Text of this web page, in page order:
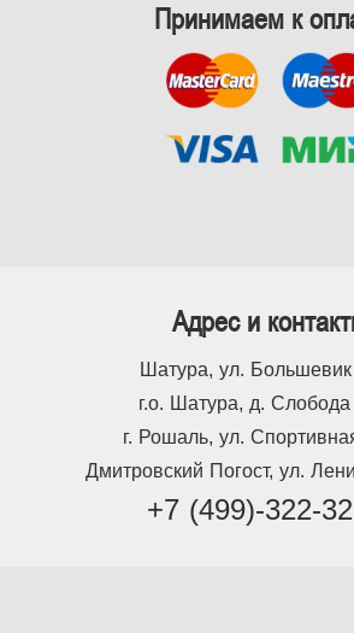
Принимаем к
Адрес и
Шатура, ул.
г.о. Шатура, д.
г. Рошаль, ул.
Дмитровский Погост, ул.
+7 (499)-322-